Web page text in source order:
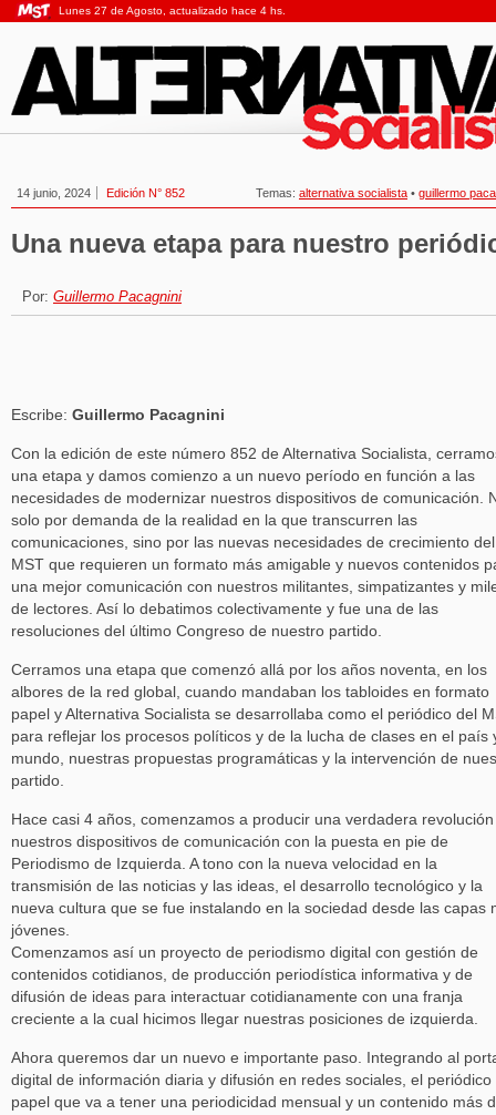
Lunes 27 de Agosto, actualizado hace 4 hs.
14 junio, 2024 Edición N° 852 Temas: alternativa socialista • guillermo
Una nueva etapa para nuestro
Por: Guillermo Pacagnini
Escribe: Guillermo Pacagnini
Con la edición de este número 852 de Alternativa Socialista,
una etapa y damos comienzo a un nuevo período en función a las
necesidades de modernizar nuestros dispositivos de comunicación.
solo por demanda de la realidad en la que transcurren las
comunicaciones, sino por las nuevas necesidades de crecimiento del
MST que requieren un formato más amigable y nuevos contenidos
una mejor comunicación con nuestros militantes, simpatizantes y
de lectores. Así lo debatimos colectivamente y fue una de las
resoluciones del último Congreso de nuestro partido.
Cerramos una etapa que comenzó allá por los años noventa, en los
albores de la red global, cuando mandaban los tabloides en formato
papel y Alternativa Socialista se desarrollaba como el periódico del
para reflejar los procesos políticos y de la lucha de clases en el país
mundo, nuestras propuestas programáticas y la intervención de
partido.
Hace casi 4 años, comenzamos a producir una verdadera
nuestros dispositivos de comunicación con la puesta en pie de
Periodismo de Izquierda. A tono con la nueva velocidad en la
transmisión de las noticias y las ideas, el desarrollo tecnológico y la
nueva cultura que se fue instalando en la sociedad desde las capas
jóvenes.
Comenzamos así un proyecto de periodismo digital con gestión de
contenidos cotidianos, de producción periodística informativa y de
difusión de ideas para interactuar cotidianamente con una franja
creciente a la cual hicimos llegar nuestras posiciones de izquierda.
Ahora queremos dar un nuevo e importante paso. Integrando al
digital de información diaria y difusión en redes sociales, el periódico
papel que va a tener una periodicidad mensual y un contenido más